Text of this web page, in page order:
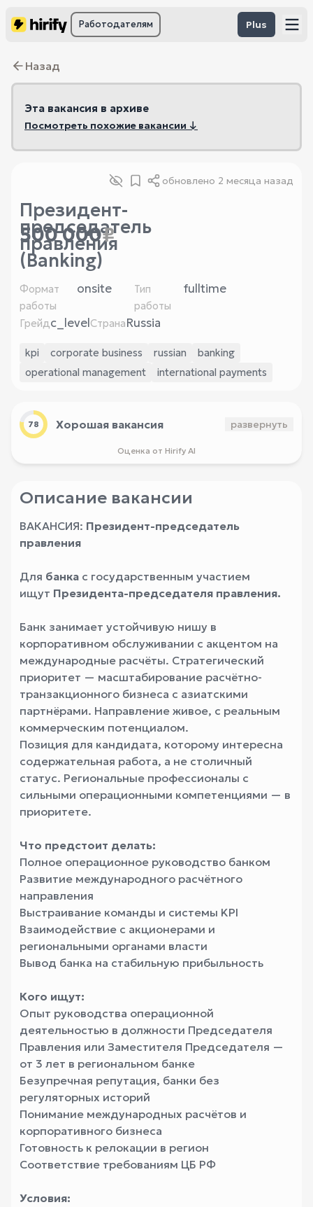
Работодателям Plus
Назад
Эта вакансия в архиве
Посмотреть похожие вакансии ↓
обновлено 2 месяца назад
Президент-
председатель
правления
(Banking)
500 000₽
Формат
работы
onsite
Тип
работы
fulltime
Грейдc_levelСтранаRussia
kpi corporate business russian
banking
operational management
international payments
78 Хорошая вакансия развернуть
Оценка от Hirify AI
Описание вакансии
ВАКАНСИЯ: Президент-председатель
правления
Для банка с государственным участием
ищут Президента-председателя правления.
Банк занимает устойчивую нишу в
корпоративном обслуживании с акцентом на
международные расчёты. Стратегический
приоритет — масштабирование расчётно-
транзакционного бизнеса с азиатскими
партнёрами. Направление живое, с реальным
коммерческим потенциалом.
Позиция для кандидата, которому интересна
содержательная работа, а не столичный
статус. Региональные профессионалы с
сильными операционными компетенциями — в
приоритете.
Что предстоит делать:
Полное операционное руководство банком
Развитие международного расчётного
направления
Выстраивание команды и системы KPI
Взаимодействие с акционерами и
региональными органами власти
Вывод банка на стабильную прибыльность
Кого ищут:
Опыт руководства операционной
деятельностью в должности Председателя
Правления или Заместителя Председателя —
от 3 лет в региональном банке
Безупречная репутация, банки без
регуляторных историй
Понимание международных расчётов и
корпоративного бизнеса
Готовность к релокации в регион
Соответствие требованиям ЦБ РФ
Условия: